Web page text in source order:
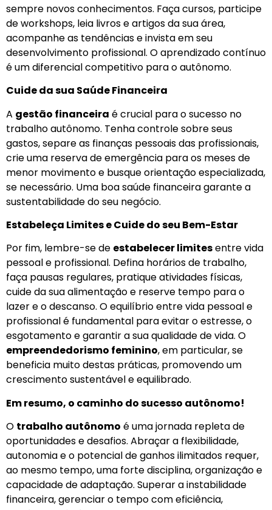
sempre novos conhecimentos. Faça cursos, participe
de workshops, leia livros e artigos da sua área,
acompanhe as tendências e invista em seu
desenvolvimento profissional. O aprendizado contínuo
é um diferencial competitivo para o autônomo.
Cuide da sua Saúde Financeira
A gestão financeira é crucial para o sucesso no
trabalho autônomo. Tenha controle sobre seus
gastos, separe as finanças pessoais das profissionais,
crie uma reserva de emergência para os meses de
menor movimento e busque orientação especializada,
se necessário. Uma boa saúde financeira garante a
sustentabilidade do seu negócio.
Estabeleça Limites e Cuide do seu Bem-Estar
Por fim, lembre-se de estabelecer limitesentre vida
pessoal e profissional. Defina horários de trabalho,
faça pausas regulares, pratique atividades físicas,
cuide da sua alimentação e reserve tempo para o
lazer e o descanso. O equilíbrio entre vida pessoal e
profissional é fundamental para evitar o estresse, o
esgotamento e garantir a sua qualidade de vida. O
empreendedorismo feminino, em particular, se
beneficia muito destas práticas, promovendo um
crescimento sustentável e equilibrado.
Em resumo, o caminho do sucesso autônomo!
O trabalho autônomo é uma jornada repleta de
oportunidades e desafios. Abraçar a flexibilidade,
autonomia e o potencial de ganhos ilimitados requer,
ao mesmo tempo, uma forte disciplina, organização e
capacidade de adaptação. Superar a instabilidade
financeira, gerenciar o tempo com eficiência,